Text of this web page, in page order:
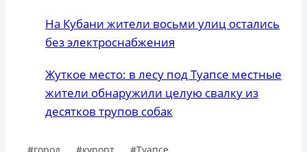
На Кубани жители восьми улиц остались
без электроснабжения
Жуткое место: в лесу под Туапсе местные
жители обнаружили целую свалку из
десятков трупов собак
Метки